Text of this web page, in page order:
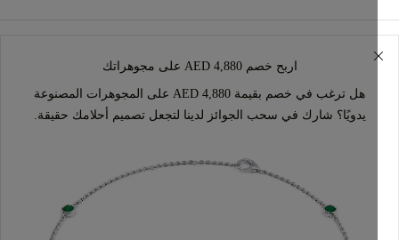
اربح خصم AED 4,880 على مجوهراتك
هل ترغب في خصم بقيمة AED 4,880 على المجوهرات المصنوعة
يدويًا؟ شارك في سحب الجوائز لدينا لتجعل تصميم أحلامك حقيقة.